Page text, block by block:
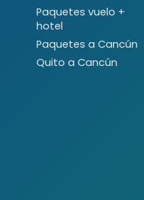
Paquetes vuelo +
hotel
Paquetes a Cancún
Quito a Cancún